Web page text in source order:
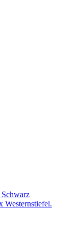
Westernstiefel.